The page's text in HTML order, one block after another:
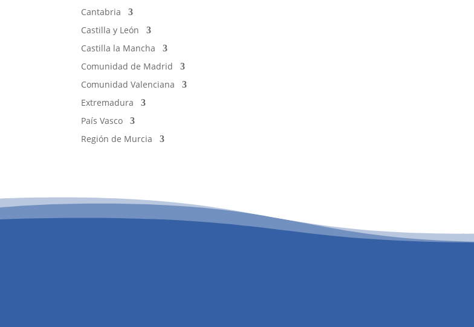
Cantabria
Castilla y León
Castilla la Mancha
Comunidad de Madrid
Comunidad Valenciana
Extremadura
País Vasco
Región de Murcia